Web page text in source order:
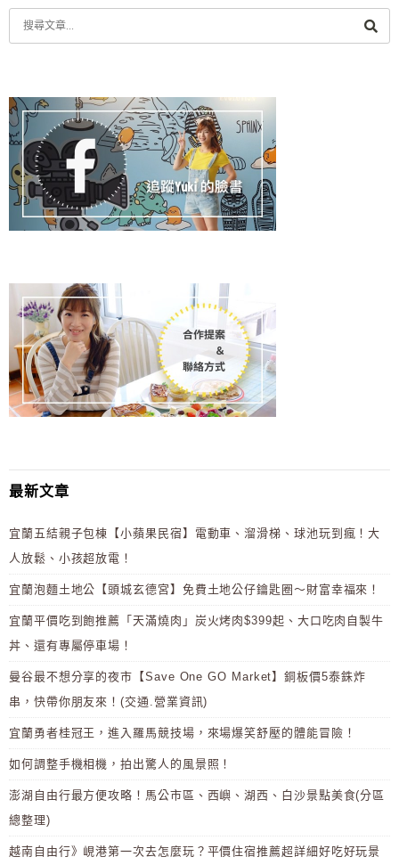
最新文章
宜蘭五結親子包棟【小蘋果民宿】電動車、溜滑梯、球池玩到瘋！大
人放鬆、小孩超放電！
宜蘭泡麵土地公【頭城玄德宮】免費土地公仔鑰匙圈～財富幸福來！
宜蘭平價吃到飽推薦「天滿燒肉」炭火烤肉$399起、大口吃肉自製牛
丼、還有專屬停車場！
曼谷最不想分享的夜市【Save One GO Market】銅板價5泰銖炸
串，快帶你朋友來！(交通.營業資訊)
宜蘭勇者桂冠王，進入羅馬競技場，來場爆笑舒壓的體能冒險！
如何調整手機相機，拍出驚人的風景照！
澎湖自由行最方便攻略！馬公市區、西嶼、湖西、白沙景點美食(分區
總整理)
越南自由行》峴港第一次去怎麼玩？平價住宿推薦超詳細好吃好玩景